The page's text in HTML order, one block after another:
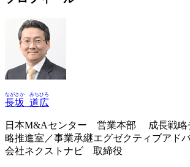
長坂
ながさか
道広
みちひろ
日本M&Aセンター 営業本部 成長戦
略推進室／事業承継エグゼクティブアド
会社ネクストナビ 取締役